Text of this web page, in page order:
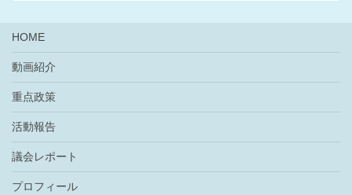
HOME
動画紹介
重点政策
活動報告
議会レポート
プロフィール